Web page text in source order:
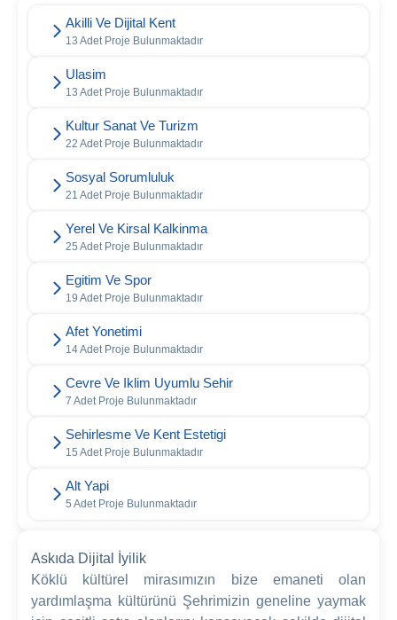
Akilli Ve Dijital Kent
13 Adet Proje Bulunmaktadır
Ulasim
13 Adet Proje Bulunmaktadır
Kultur Sanat Ve Turizm
22 Adet Proje Bulunmaktadır
Sosyal Sorumluluk
21 Adet Proje Bulunmaktadır
Yerel Ve Kirsal Kalkinma
25 Adet Proje Bulunmaktadır
Egitim Ve Spor
19 Adet Proje Bulunmaktadır
Afet Yonetimi
14 Adet Proje Bulunmaktadır
Cevre Ve Iklim Uyumlu Sehir
7 Adet Proje Bulunmaktadır
Sehirlesme Ve Kent Estetigi
15 Adet Proje Bulunmaktadır
Alt Yapi
5 Adet Proje Bulunmaktadır
Askıda Dijital İyilik
Köklü kültürel mirasımızın bize emaneti olan
yardımlaşma kültürünü Şehrimizin geneline yaymak